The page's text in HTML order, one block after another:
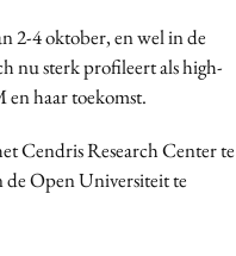
2-4 oktober, en wel in de
nu sterk profileert als high-
en haar toekomst.
Cendris Research Center te
de Open Universiteit te